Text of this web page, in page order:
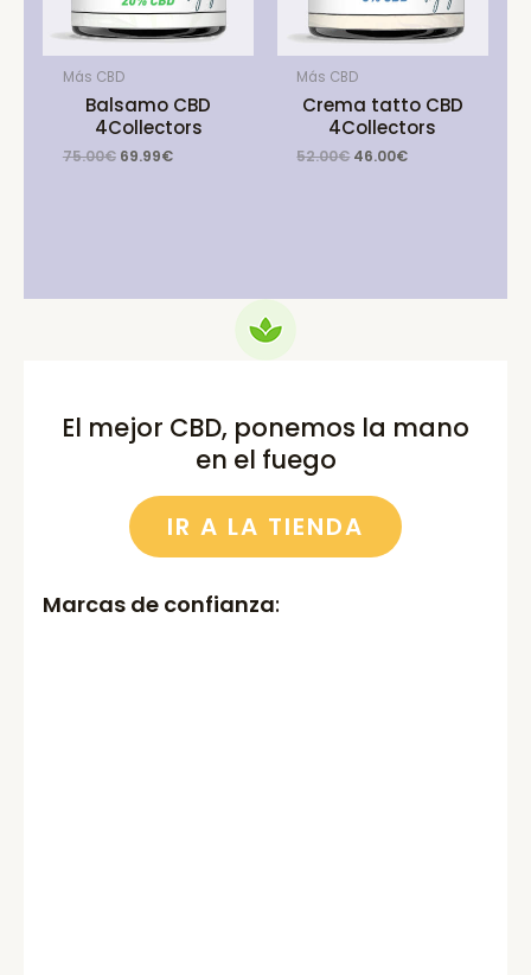
Más CBD
Balsamo CBD
4Collectors
75.00€ Original
69.99€Current
Más CBD
Crema tatto CBD
4Collectors
52.00€ Original
46.00€Current
El mejor CBD, ponemos la mano
en el fuego
IR A LA TIENDA
Marcas de confianza: